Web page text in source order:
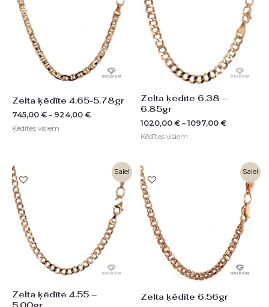
Zelta ķēdīte 4.65-5.78gr
745,00 € – 924,00 €
Ķēdītes visiem
Zelta ķēdīte 6.38 –
6.85gr
1020,00 € – 1097,00 €
Ķēdītes visiem
Sale!
Zelta ķēdīte 4.55 –
Sale!
Zelta ķēdīte 6.56gr
Current
price
1050,00 €.